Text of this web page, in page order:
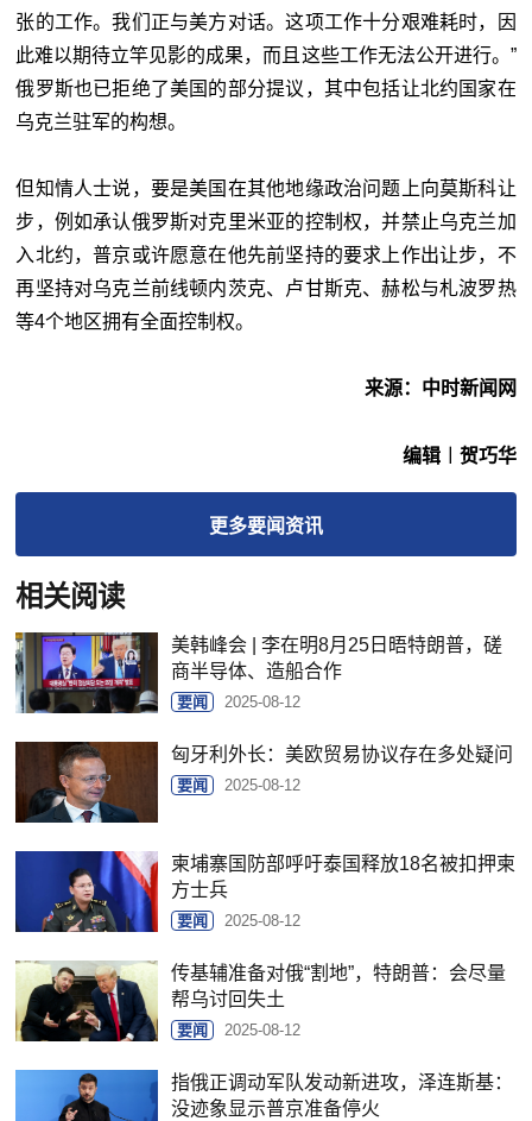
张的工作。我们正与美方对话。这项工作十分艰难耗时，因
此难以期待立竿见影的成果，而且这些工作无法公开进行。”
俄罗斯也已拒绝了美国的部分提议，其中包括让北约国家在
乌克兰驻军的构想。
但知情人士说，要是美国在其他地缘政治问题上向莫斯科让
步，例如承认俄罗斯对克里米亚的控制权，并禁止乌克兰加
入北约，普京或许愿意在他先前坚持的要求上作出让步，不
再坚持对乌克兰前线顿内茨克、卢甘斯克、赫松与札波罗热
等4个地区拥有全面控制权。
来源：中时新闻网
编辑︱贺巧华
更多要闻资讯
相关阅读
美韩峰会 | 李在明8月25日晤特朗普，磋
商半导体、造船合作
要闻 2025-08-12
匈牙利外长：美欧贸易协议存在多处疑问
要闻 2025-08-12
柬埔寨国防部呼吁泰国释放18名被扣押柬
方士兵
要闻 2025-08-12
传基辅准备对俄“割地”，特朗普：会尽量
帮乌讨回失土
要闻 2025-08-12
指俄正调动军队发动新进攻，泽连斯基：
没迹象显示普京准备停火